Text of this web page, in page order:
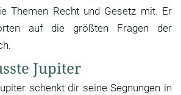
Themen Recht und Gesetz mit. Er
auf die größten Fragen der
Jupiter
schenkt dir seine Segnungen in